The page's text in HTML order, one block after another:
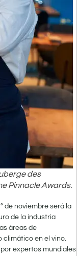
des
Pinnacle Awards.
de noviembre será la
de la industria
áreas de
climático en el vino.
expertos mundiales